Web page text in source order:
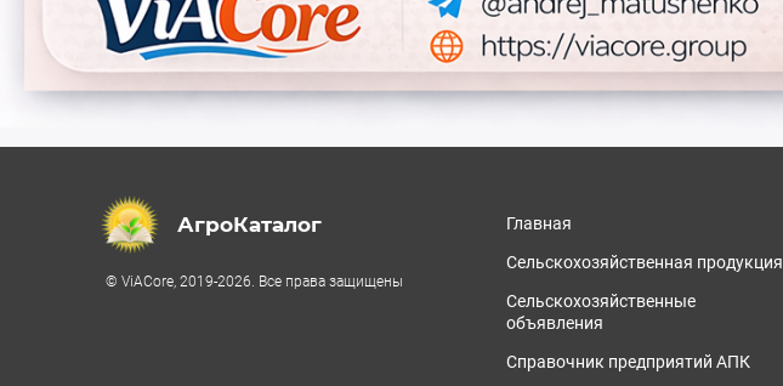
АгроКаталог
© ViACore, 2019-2026. Все права защищены
Главная
Сельскохозяйственная продукция
Сельскохозяйственные
объявления
Справочник предприятий АПК